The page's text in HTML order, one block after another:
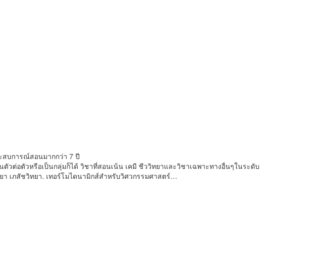
บการณ์สอนมากกว่า 7 ปี
วต่อตัวหรือเป็นกลุ่มก็ได้ วิชาที่สอนเน้น เคมี ชีววิทยาและวิชาเฉพาะทางอื่นๆในระดับ
เภสัชวิทยา. เทอร์โมไดนามิกส์สำหรับวิศวกรรมศาสตร์…